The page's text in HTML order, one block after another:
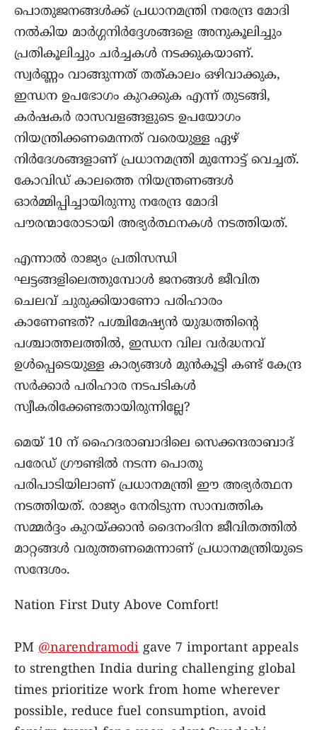
പൊതുജനങ്ങൾക്ക് പ്രധാനമന്ത്രി നരേന്ദ്ര മോദി
നൽകിയ മാർഗ്ഗനിർദ്ദേശങ്ങളെ അനുകൂലിച്ചും
പ്രതികൂലിച്ചും ചർച്ചകൾ നടക്കുകയാണ്.
സ്വർണ്ണം വാങ്ങുന്നത് തത്കാലം ഒഴിവാക്കുക,
ഇന്ധന ഉപഭോഗം കുറക്കുക എന്ന് തുടങ്ങി,
കർഷകർ രാസവളങ്ങളുടെ ഉപയോഗം
നിയന്ത്രിക്കണമെന്നത് വരെയുള്ള ഏഴ്
നിർദേശങ്ങളാണ് പ്രധാനമന്ത്രി മുന്നോട്ട് വെച്ചത്.
കോവിഡ് കാലത്തെ നിയന്ത്രണങ്ങൾ
ഓർമ്മിപ്പിച്ചായിരുന്നു നരേന്ദ്ര മോദി
പൗരന്മാരോടായി അഭ്യർത്ഥനകൾ നടത്തിയത്.
എന്നാൽ രാജ്യം പ്രതിസന്ധി
ഘട്ടങ്ങളിലെത്തുമ്പോൾ ജനങ്ങൾ ജീവിത
ചെലവ് ചുരുക്കിയാണോ പരിഹാരം
കാണേണ്ടത്? പശ്ചിമേഷ്യൻ യുദ്ധത്തിന്റെ
പശ്ചാത്തലത്തിൽ, ഇന്ധന വില വർദ്ധനവ്
ഉൾപ്പെടെയുള്ള കാര്യങ്ങൾ മുൻകൂട്ടി കണ്ട് കേന്ദ്ര
സർക്കാർ പരിഹാര നടപടികൾ
സ്വീകരിക്കേണ്ടതായിരുന്നില്ലേ?
മെയ് 10 ന് ഹൈദരാബാദിലെ സെക്കന്ദരാബാദ്
പരേഡ് ഗ്രൗണ്ടിൽ നടന്ന പൊതു
പരിപാടിയിലാണ് പ്രധാനമന്ത്രി ഈ അഭ്യർത്ഥന
നടത്തിയത്. രാജ്യം നേരിടുന്ന സാമ്പത്തിക
സമ്മർദ്ദം കുറയ്ക്കാൻ ദൈനംദിന ജീവിതത്തിൽ
മാറ്റങ്ങൾ വരുത്തണമെന്നാണ് പ്രധാനമന്ത്രിയുടെ
സന്ദേശം.
Nation First Duty Above Comfort!
PM @narendramodi gave 7 important appeals
to strengthen India during challenging global
times prioritize work from home wherever
possible, reduce fuel consumption, avoid